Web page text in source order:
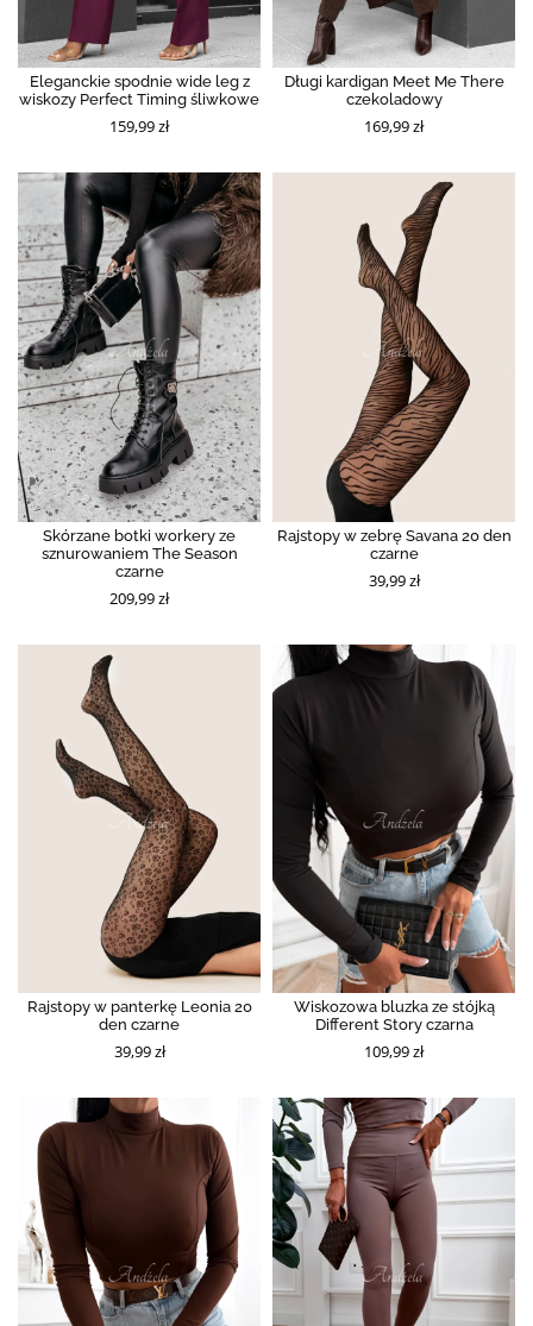
Eleganckie spodnie wide leg z
wiskozy Perfect Timing śliwkowe
159,99 zł
Długi kardigan Meet Me There
czekoladowy
169,99 zł
Skórzane botki workery ze
sznurowaniem The Season
czarne
209,99 zł
Rajstopy w zebrę Savana 20 den
czarne
39,99 zł
Rajstopy w panterkę Leonia 20
den czarne
39,99 zł
Wiskozowa bluzka ze stójką
Different Story czarna
109,99 zł